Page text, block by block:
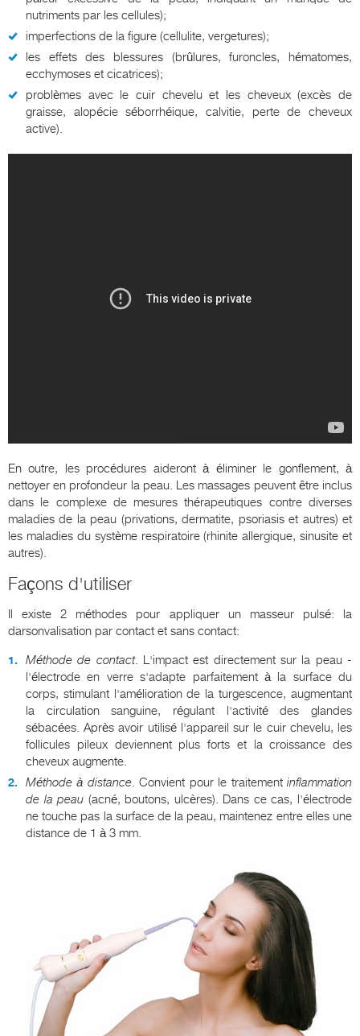
nutriments par les cellules);
imperfections de la figure (cellulite, vergetures);
les effets des blessures (brûlures, furoncles, hématomes,
ecchymoses et cicatrices);
problèmes avec le cuir chevelu et les cheveux (excès de
graisse, alopécie séborrhéique, calvitie, perte de cheveux
active).
En outre, les procédures aideront à éliminer le gonflement, à
nettoyer en profondeur la peau. Les massages peuvent être inclus
dans le complexe de mesures thérapeutiques contre diverses
maladies de la peau (privations, dermatite, psoriasis et autres) et
les maladies du système respiratoire (rhinite allergique, sinusite et
autres).
Façons d'utiliser
Il existe 2 méthodes pour appliquer un masseur pulsé: la
darsonvalisation par contact et sans contact:
Méthode de contact. L'impact est directement sur la peau -
l'électrode en verre s'adapte parfaitement à la surface du
corps, stimulant l'amélioration de la turgescence, augmentant
la circulation sanguine, régulant l'activité des glandes
sébacées. Après avoir utilisé l'appareil sur le cuir chevelu, les
follicules pileux deviennent plus forts et la croissance des
cheveux augmente.
Méthode à distance. Convient pour le traitementinflammation
de la peau (acné, boutons, ulcères). Dans ce cas, l'électrode
ne touche pas la surface de la peau, maintenez entre elles une
distance de 1 à 3 mm.